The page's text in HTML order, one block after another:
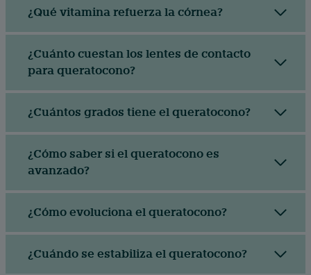
¿Qué vitamina refuerza la córnea?
¿Cuánto cuestan los lentes de contacto
para queratocono?
¿Cuántos grados tiene el queratocono?
¿Cómo saber si el queratocono es
avanzado?
¿Cómo evoluciona el queratocono?
¿Cuándo se estabiliza el queratocono?